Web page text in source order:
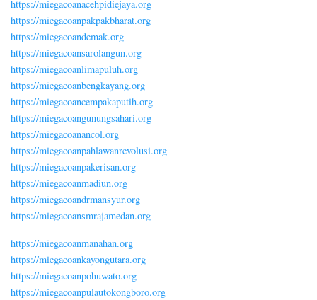
https://miegacoanacehpidiejaya.org
https://miegacoanpakpakbharat.org
https://miegacoandemak.org
https://miegacoansarolangun.org
https://miegacoanlimapuluh.org
https://miegacoanbengkayang.org
https://miegacoancempakaputih.org
https://miegacoangunungsahari.org
https://miegacoanancol.org
https://miegacoanpahlawanrevolusi.org
https://miegacoanpakerisan.org
https://miegacoanmadiun.org
https://miegacoandrmansyur.org
https://miegacoansmrajamedan.org
https://miegacoanmanahan.org
https://miegacoankayongutara.org
https://miegacoanpohuwato.org
https://miegacoanpulautokongboro.org